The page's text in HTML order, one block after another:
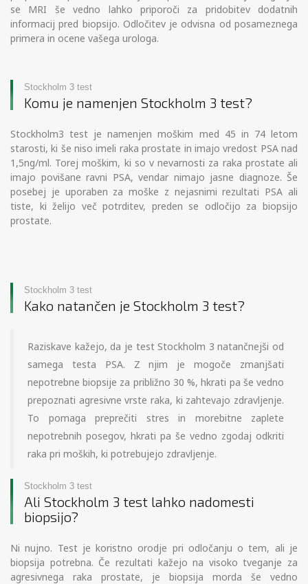
se MRI še vedno lahko priporoči za pridobitev dodatnih
informacij pred biopsijo. Odločitev je odvisna od posameznega
primera in ocene vašega urologa.
Stockholm 3 test
Komu je namenjen Stockholm 3 test?
Stockholm3 test je namenjen moškim med 45 in 74 letom
starosti, ki še niso imeli raka prostate in imajo vredost PSA nad
1,5ng/ml. Torej moškim, ki so v nevarnosti za raka prostate ali
imajo povišane ravni PSA, vendar nimajo jasne diagnoze. Še
posebej je uporaben za moške z nejasnimi rezultati PSA ali
tiste, ki želijo več potrditev, preden se odločijo za biopsijo
prostate.
Stockholm 3 test
Kako natančen je Stockholm 3 test?
Raziskave kažejo, da je test Stockholm 3 natančnejši od
samega testa PSA. Z njim je mogoče zmanjšati
nepotrebne biopsije za približno 30 %, hkrati pa še vedno
prepoznati agresivne vrste raka, ki zahtevajo zdravljenje.
To pomaga preprečiti stres in morebitne zaplete
nepotrebnih posegov, hkrati pa še vedno zgodaj odkriti
raka pri moških, ki potrebujejo zdravljenje.
Stockholm 3 test
Ali Stockholm 3 test lahko nadomesti
biopsijo?
Ni nujno. Test je koristno orodje pri odločanju o tem, ali je
biopsija potrebna. Če rezultati kažejo na visoko tveganje za
agresivnega raka prostate, je biopsija morda še vedno